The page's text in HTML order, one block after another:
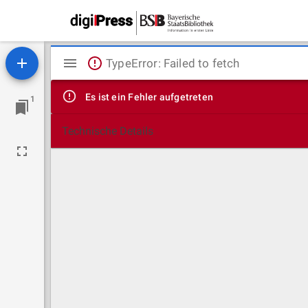
1
Mirador
Viewer
TypeError: Failed to fetch
Es ist ein Fehler aufgetreten
Technische Details